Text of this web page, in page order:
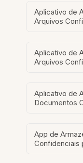
Aplicativo de
Arquivos
Aplicativo de
Arquivos
Aplicativo de
Documentos
App de
Confidenciais